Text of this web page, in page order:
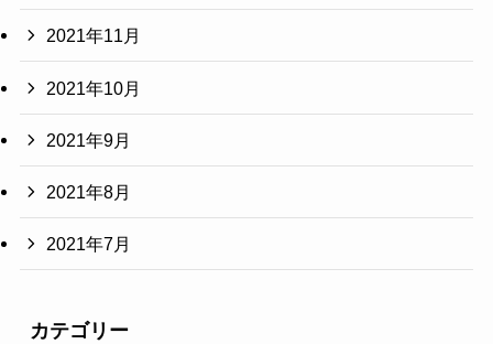
2021年11月
2021年10月
2021年9月
2021年8月
2021年7月
カテゴリー